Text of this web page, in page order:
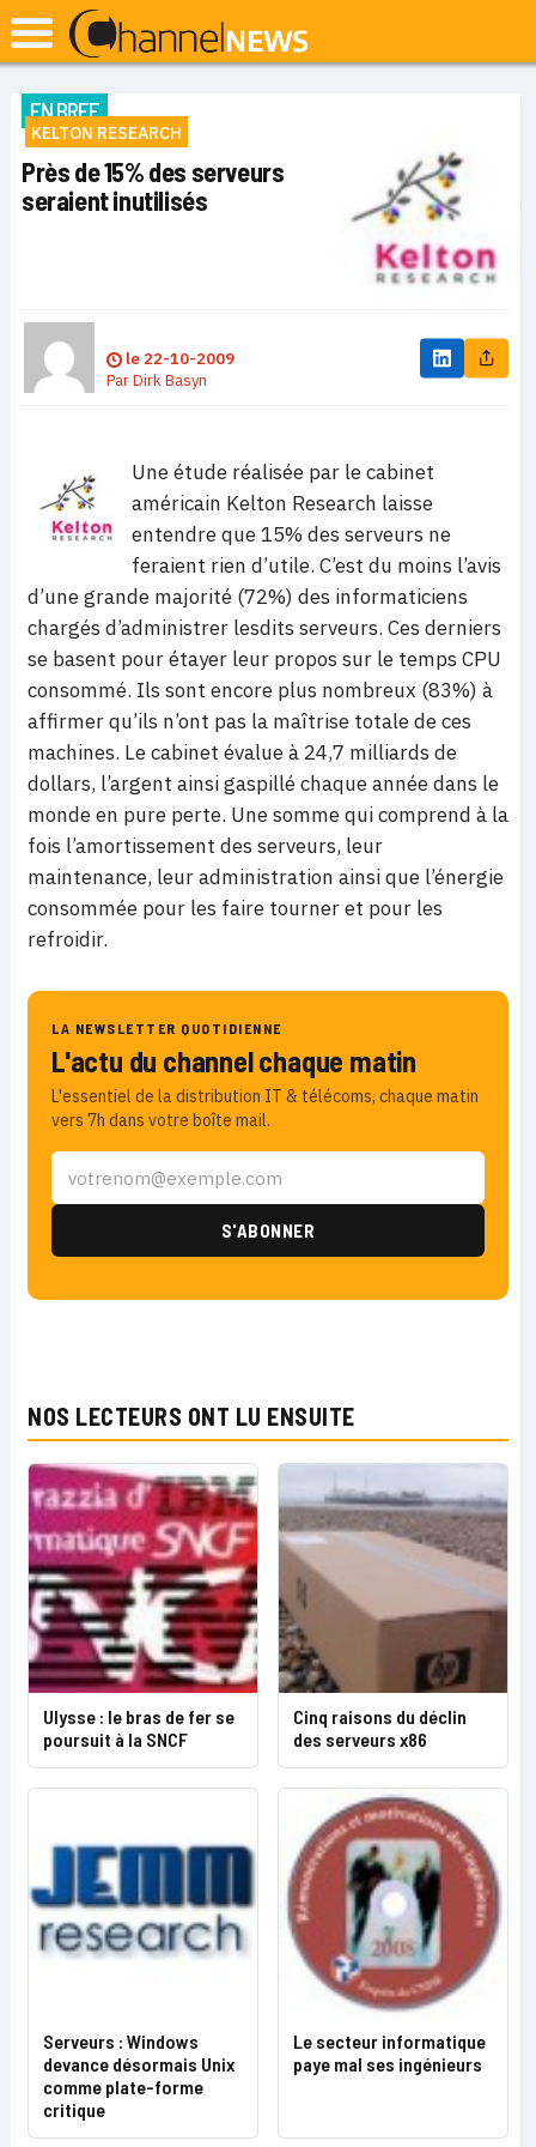
EN BREF
KELTON RESEARCH
Près de 15% des serveurs
seraient inutilisés
le 22-10-2009
ParDirk Basyn
Une étude réalisée par le cabinet
américain Kelton Research laisse
entendre que 15% des serveurs ne
feraient rien d’utile. C’est du moins l’avis
d’une grande majorité (72%) des informaticiens
chargés d’administrer lesdits serveurs. Ces derniers
se basent pour étayer leur propos sur le temps CPU
consommé. Ils sont encore plus nombreux (83%) à
affirmer qu’ils n’ont pas la maîtrise totale de ces
machines. Le cabinet évalue à 24,7 milliards de
dollars, l’argent ainsi gaspillé chaque année dans le
monde en pure perte. Une somme qui comprend à la
fois l’amortissement des serveurs, leur
maintenance, leur administration ainsi que l’énergie
consommée pour les faire tourner et pour les
refroidir.
LA NEWSLETTER QUOTIDIENNE
L'actu du channel chaque matin
L'essentiel de la distribution IT & télécoms, chaque matin
vers 7h dans votre boîte mail.
NOS LECTEURS ONT LU ENSUITE
Ulysse : le bras de fer se
poursuit à la SNCF
Cinq raisons du déclin
des serveurs x86
Serveurs : Windows
devance désormais Unix
comme plate-forme
critique
Le secteur informatique
paye mal ses ingénieurs